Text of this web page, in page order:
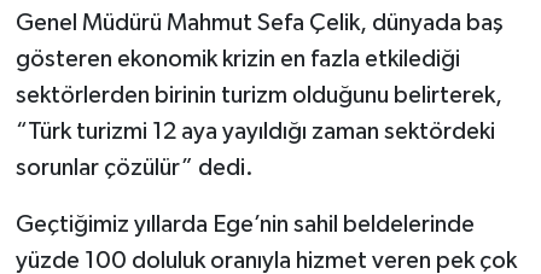
Genel Müdürü Mahmut Sefa Çelik, dünyada baş
gösteren ekonomik krizin en fazla etkilediği
sektörlerden birinin turizm olduğunu belirterek,
“Türk turizmi 12 aya yayıldığı zaman sektördeki
sorunlar çözülür” dedi.
Geçtiğimiz yıllarda Ege’nin sahil beldelerinde
yüzde 100 doluluk oranıyla hizmet veren pek çok